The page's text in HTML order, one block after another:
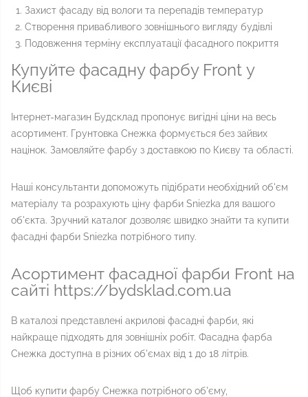
Захист фасаду від вологи та перепадів температур
Створення привабливого зовнішнього вигляду будівлі
Подовження терміну експлуатації фасадного покриття
Купуйте фасадну фарбу Front у
Києві
Інтернет-магазин Будсклад пропонує вигідні ціни на весь
асортимент. Грунтовка Снежка формується без зайвих
націнок. Замовляйте фарбу з доставкою по Києву та області.
Наші консультанти допоможуть підібрати необхідний об'єм
матеріалу та розрахують ціну фарби Sniezka для вашого
об'єкта. Зручний каталог дозволяє швидко знайти та купити
фасадні фарби Sniezka потрібного типу.
Асортимент фасадної фарби Front на
сайті https://bydsklad.com.ua
В каталозі представлені акрилові фасадні фарби, які
найкраще підходять для зовнішніх робіт. Фасадна фарба
Снежка доступна в різних об'ємах від 1 до 18 літрів.
Щоб купити фарбу Снежка потрібного об'єму,